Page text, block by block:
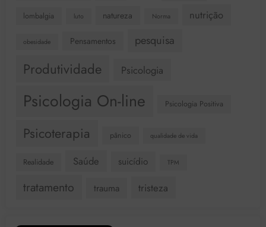
lombalgia luto natureza Norma nutrição
obesidade Pensamentos pesquisa
Produtividade Psicologia
Psicologia On-line Psicologia Positiva
Psicoterapia pânico qualidade de vida
Realidade Saúde suicídio TPM
tratamento trauma tristeza